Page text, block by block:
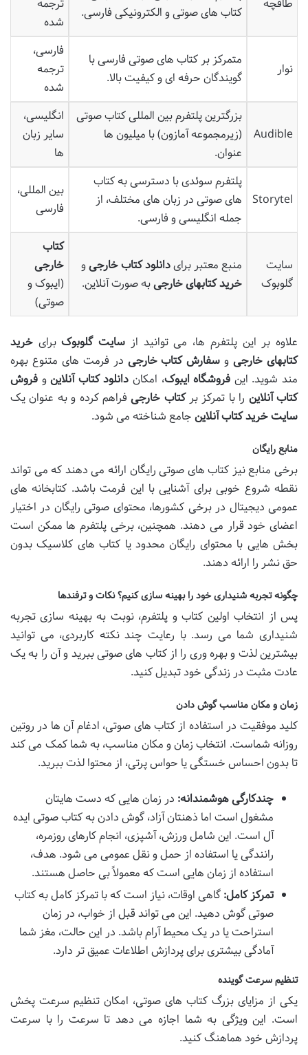
طاقچه
کتاب های صوتی و الکترونیکی فارسی.
ترجمه
شده
نوار
متمرکز بر کتاب های صوتی فارسی با
گویندگان حرفه ای و کیفیت بالا.
فارسی،
ترجمه
شده
Audible
بزرگترین پلتفرم بین المللی کتاب صوتی
(زیرمجموعه آمازون) با میلیون ها
عنوان.
انگلیسی،
سایر زبان
ها
Storytel
پلتفرم سوئدی با دسترسی به کتاب
های صوتی در زبان های مختلف، از
جمله انگلیسی و فارسی.
بین المللی،
فارسی
سایت
گلوبوک
منبع معتبر برایدانلود کتاب خارجیو
خرید کتابهای خارجیبه صورت آنلاین.
کتاب
خارجی
(ایبوک و
صوتی)
علاوه بر این پلتفرم ها، می توانید از سایت گلوبوکبرای خرید
کتابهای خارجیو سفارش کتاب خارجی در فرمت های متنوع بهره
مند شوید. این فروشگاه ایبوک، امکان دانلود کتاب آنلاینو فروش
کتاب آنلاین را با تمرکز برکتاب خارجیفراهم کرده و به عنوان یک
سایت خرید کتاب آنلاین جامع شناخته می شود.
منابع رایگان
برخی منابع نیز کتاب های صوتی رایگان ارائه می دهند که می تواند
نقطه شروع خوبی برای آشنایی با این فرمت باشد. کتابخانه های
عمومی دیجیتال در برخی کشورها، محتوای صوتی رایگان در اختیار
اعضای خود قرار می دهند. همچنین، برخی پلتفرم ها ممکن است
بخش هایی با محتوای رایگان محدود یا کتاب های کلاسیک بدون
حق نشر را ارائه دهند.
چگونه تجربه شنیداری خود را بهینه سازی کنیم؟ نکات و ترفندها
پس از انتخاب اولین کتاب و پلتفرم، نوبت به بهینه سازی تجربه
شنیداری شما می رسد. با رعایت چند نکته کاربردی، می توانید
بیشترین لذت و بهره وری را از کتاب های صوتی ببرید و آن را به یک
عادت مثبت در زندگی خود تبدیل کنید.
زمان و مکان مناسب گوش دادن
کلید موفقیت در استفاده از کتاب های صوتی، ادغام آن ها در روتین
روزانه شماست. انتخاب زمان و مکان مناسب، به شما کمک می کند
تا بدون احساس خستگی یا حواس پرتی، از محتوا لذت ببرید.
چندکارگی هوشمندانه: در زمان هایی که دست هایتان
مشغول است اما ذهنتان آزاد، گوش دادن به کتاب صوتی ایده
آل است. این شامل ورزش، آشپزی، انجام کارهای روزمره،
رانندگی یا استفاده از حمل و نقل عمومی می شود. هدف،
استفاده از زمان هایی است که معمولاً بی حاصل هستند.
تمرکز کامل: گاهی اوقات، نیاز است که با تمرکز کامل به کتاب
صوتی گوش دهید. این می تواند قبل از خواب، در زمان
استراحت یا در یک محیط آرام باشد. در این حالت، مغز شما
آمادگی بیشتری برای پردازش اطلاعات عمیق تر دارد.
تنظیم سرعت گوینده
یکی از مزایای بزرگ کتاب های صوتی، امکان تنظیم سرعت پخش
است. این ویژگی به شما اجازه می دهد تا سرعت را با سرعت
پردازش خود هماهنگ کنید.